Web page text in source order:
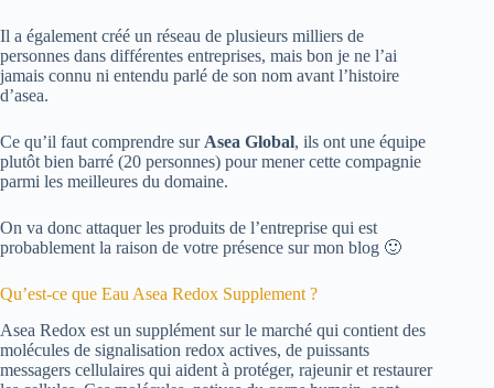
Il a également créé un réseau de plusieurs milliers de
personnes dans différentes entreprises, mais bon je ne l’ai
jamais connu ni entendu parlé de son nom avant l’histoire
d’asea.
Ce qu’il faut comprendre sur Asea Global, ils ont une équipe
plutôt bien barré (20 personnes) pour mener cette compagnie
parmi les meilleures du domaine.
On va donc attaquer les produits de l’entreprise qui est
probablement la raison de votre présence sur mon blog 🙂
Qu’est-ce que Eau Asea Redox Supplement ?
Asea Redox est un supplément sur le marché qui contient des
molécules de signalisation redox actives, de puissants
messagers cellulaires qui aident à protéger, rajeunir et restaurer